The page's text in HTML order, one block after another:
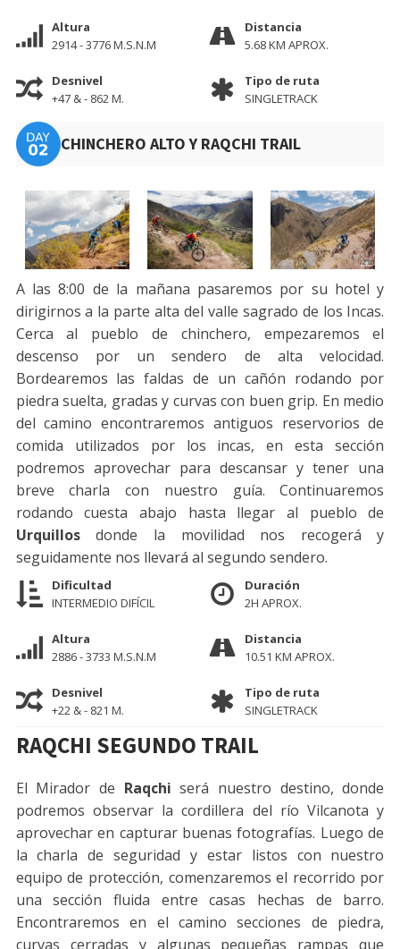
Altura
2914 - 3776 M.S.N.M
Distancia
5.68 KM APROX.
Desnivel
+47 & - 862 M.
Tipo de ruta
SINGLETRACK
CHINCHERO ALTO Y RAQCHI TRAIL
A las 8:00 de la mañana pasaremos por su hotel y
dirigirnos a la parte alta del valle sagrado de los Incas.
Cerca al pueblo de chinchero, empezaremos el
descenso por un sendero de alta velocidad.
Bordearemos las faldas de un cañón rodando por
piedra suelta, gradas y curvas con buen grip. En medio
del camino encontraremos antiguos reservorios de
comida utilizados por los incas, en esta sección
podremos aprovechar para descansar y tener una
breve charla con nuestro guía. Continuaremos
rodando cuesta abajo hasta llegar al pueblo de
Urquillosdonde la movilidad nos recogerá y
seguidamente nos llevará al segundo sendero.
Dificultad
INTERMEDIO DIFÍCIL
Duración
2H APROX.
Altura
2886 - 3733 M.S.N.M
Distancia
10.51 KM APROX.
Desnivel
+22 & - 821 M.
Tipo de ruta
SINGLETRACK
RAQCHI SEGUNDO TRAIL
El Mirador de Raqchi será nuestro destino, donde
podremos observar la cordillera del río Vilcanota y
aprovechar en capturar buenas fotografías. Luego de
la charla de seguridad y estar listos con nuestro
equipo de protección, comenzaremos el recorrido por
una sección fluida entre casas hechas de barro.
Encontraremos en el camino secciones de piedra,
curvas cerradas y algunas pequeñas rampas que